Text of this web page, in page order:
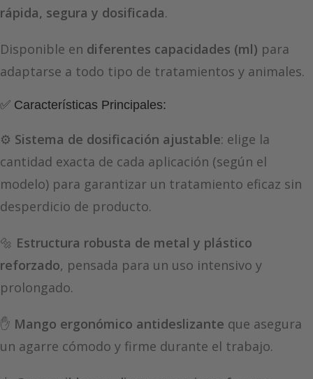
rápida, segura y dosificada.
Disponible en diferentes capacidades (ml) para
adaptarse a todo tipo de tratamientos y animales.
✅ Características Principales:
⚙️ Sistema de dosificación ajustable: elige la
cantidad exacta de cada aplicación (según el
modelo) para garantizar un tratamiento eficaz sin
desperdicio de producto.
🔩 Estructura robusta de metal y plástico
reforzado, pensada para un uso intensivo y
prolongado.
✋ Mango ergonómico antideslizante que asegura
un agarre cómodo y firme durante el trabajo.